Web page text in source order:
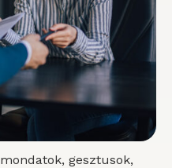
gesztusok,